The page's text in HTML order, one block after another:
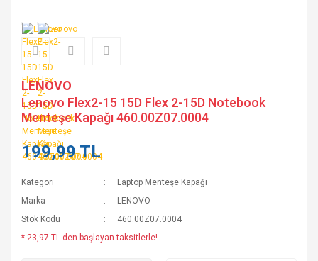
LENOVO
Lenovo Flex2-15 15D Flex 2-15D Notebook
Menteşe Kapağı 460.00Z07.0004
199,99 TL
Kategori
Laptop Menteşe Kapağı
Marka
LENOVO
Stok Kodu
460.00Z07.0004
* 23,97 TL den başlayan taksitlerle!